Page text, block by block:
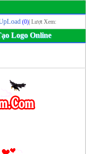
(0) | Lượt Xem:
Logo Online